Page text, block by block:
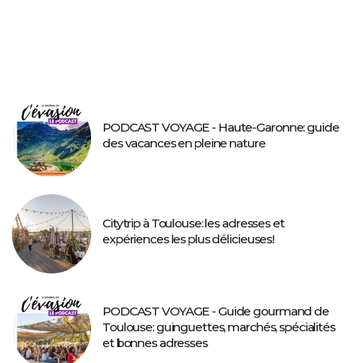
PODCAST VOYAGE - Haute-Garonne: guide
des vacances en pleine nature
Citytrip à Toulouse: les adresses et
expériences les plus délicieuses!
PODCAST VOYAGE - Guide gourmand de
Toulouse: guinguettes, marchés, spécialités
et bonnes adresses